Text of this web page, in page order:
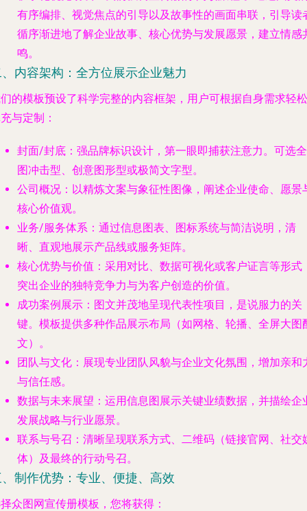
有序编排、视觉焦点的引导以及故事性的画面串联，引导读
循序渐进地了解企业故事、核心优势与发展愿景，建立情感
鸣。
内容架构：全方位展示企业魅力
的模板预设了科学完整的内容框架，用户可根据自身需求轻松
与定制：
封面/封底 ：强品牌标识设计，第一眼即捕获注意力。可选全
图冲击型、创意图形型或极简文字型。
公司概况 ：以精炼文案与象征性图像，阐述企业使命、愿景
核心价值观。
业务/服务体系 ：通过信息图表、图标系统与简洁说明，清
晰、直观地展示产品线或服务矩阵。
核心优势与价值 ：采用对比、数据可视化或客户证言等形式
突出企业的独特竞争力与为客户创造的价值。
成功案例展示 ：图文并茂地呈现代表性项目，是说服力的关
键。模板提供多种作品展示布局（如网格、轮播、全屏大图
文）。
团队与文化 ：展现专业团队风貌与企业文化氛围，增加亲和
与信任感。
数据与未来展望 ：运用信息图展示关键业绩数据，并描绘企
发展战略与行业愿景。
联系与号召 ：清晰呈现联系方式、二维码（链接官网、社交
体）及最终的行动号召。
制作优势：专业、便捷、高效
众图网宣传册模板，您将获得：